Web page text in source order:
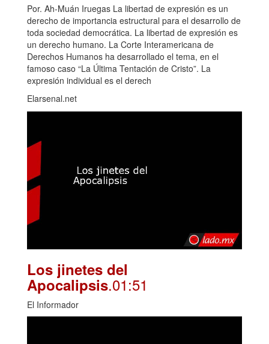
Por. Ah-Muán Iruegas La libertad de expresión es un
derecho de importancia estructural para el desarrollo de
toda sociedad democrática. La libertad de expresión es
un derecho humano. La Corte Interamericana de
Derechos Humanos ha desarrollado el tema, en el
famoso caso “La Última Tentación de Cristo”. La
expresión individual es el derech
Elarsenal.net
Los jinetes del
Apocalipsis.01:51
El Informador